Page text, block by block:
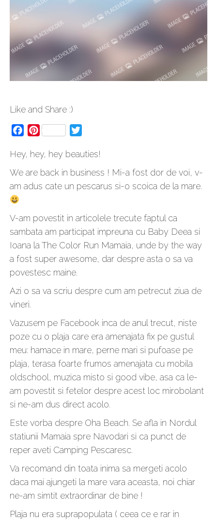
Like and Share :)
FacebookPinterest
Hey, hey, hey beauties!
We are back in business ! Mi-a fost dor de voi, v-
am adus cate un pescarus si-o scoica de la mare.
V-am povestit in articolele trecute faptul ca
sambata am participat impreuna cu Baby Deea si
Ioana la The Color Run Mamaia, unde by the way
a fost super awesome, dar despre asta o sa va
povestesc maine.
Azi o sa va scriu despre cum am petrecut ziua de
vineri.
Vazusem pe Facebook inca de anul trecut, niste
poze cu o plaja care era amenajata fix pe gustul
meu: hamace in mare, perne mari si pufoase pe
plaja, terasa foarte frumos amenajata cu mobila
oldschool, muzica misto si good vibe, asa ca le-
am povestit si fetelor despre acest loc mirobolant
si ne-am dus direct acolo.
Este vorba despre Oha Beach. Se afla in Nordul
statiunii Mamaia spre Navodari si ca punct de
reper aveti Camping Pescaresc.
Va recomand din toata inima sa mergeti acolo
daca mai ajungeti la mare vara aceasta, noi chiar
ne-am simtit extraordinar de bine !
Plaja nu era suprapopulata ( ceea ce e rar in